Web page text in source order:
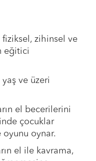
zihinsel ve
eğitici
ve üzeri
el becerilerini
çocuklar
oynar.
el ile kavrama,